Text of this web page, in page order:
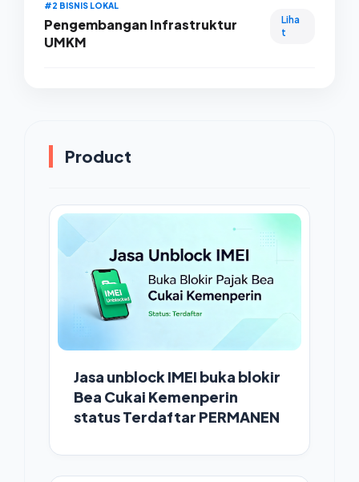
#2 BISNIS LOKAL
Pengembangan Infrastruktur
UMKM
Liha
t
Product
Jasa unblock IMEI buka blokir
Bea Cukai Kemenperin
status Terdaftar PERMANEN